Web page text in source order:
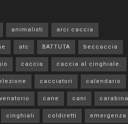
animalisti
arci caccia
atc BATTUTA
beccaccia
caccia
caccia al cinghiale.
cacciatori
calendario
cane cani
carabina
cinghiali coldiretti emergenza